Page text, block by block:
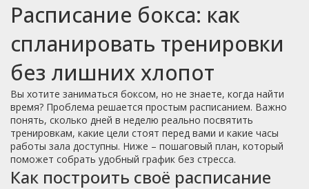
Расписание бокса: как
спланировать тренировки
без лишних хлопот
Вы хотите заниматься боксом, но не знаете, когда найти
время? Проблема решается простым расписанием. Важно
понять, сколько дней в неделю реально посвятить
тренировкам, какие цели стоят перед вами и какие часы
работы зала доступны. Ниже – пошаговый план, который
поможет собрать удобный график без стресса.
Как построить своё расписание